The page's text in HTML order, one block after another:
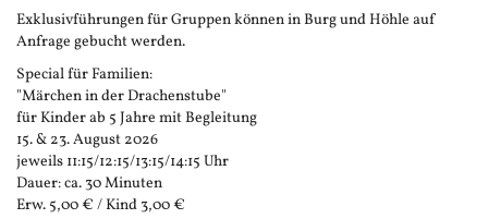
Exklusivführungen für Gruppen können in Burg und Höhle auf
Anfrage gebucht werden.
Special für Familien:
"Märchen in der Drachenstube"
für Kinder ab 5 Jahre mit Begleitung
15. & 23. August 2026
jeweils 11:15/12:15/13:15/14:15 Uhr
Dauer: ca. 30 Minuten
Erw. 5,00 € / Kind 3,00 €